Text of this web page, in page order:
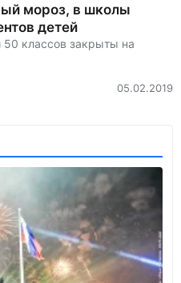
мороз, в школы
детей
50 классов закрыты на
05.02.2019